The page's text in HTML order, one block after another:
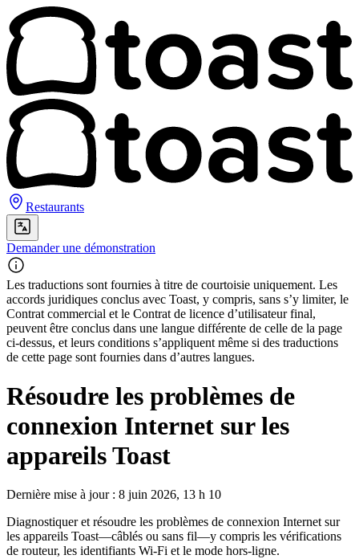
Restaurants
Demander une démonstration
Les traductions sont fournies à titre de courtoisie uniquement. Les
accords juridiques conclus avec Toast, y compris, sans s’y limiter, le
Contrat commercial et le Contrat de licence d’utilisateur final,
peuvent être conclus dans une langue différente de celle de la page
ci-dessus, et leurs conditions s’appliquent même si des traductions
de cette page sont fournies dans d’autres langues.
Résoudre les problèmes de
connexion Internet sur les
appareils Toast
Dernière mise à jour : 8 juin 2026, 13 h 10
Diagnostiquer et résoudre les problèmes de connexion Internet sur
les appareils Toast—câblés ou sans fil—y compris les vérifications
de routeur, les identifiants Wi-Fi et le mode hors-ligne.